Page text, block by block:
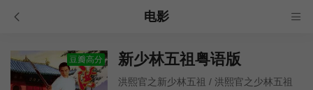
电影
豆瓣高分 新少林五祖粤语版
洪熙官之新少林五祖 / 洪熙官之少林五祖